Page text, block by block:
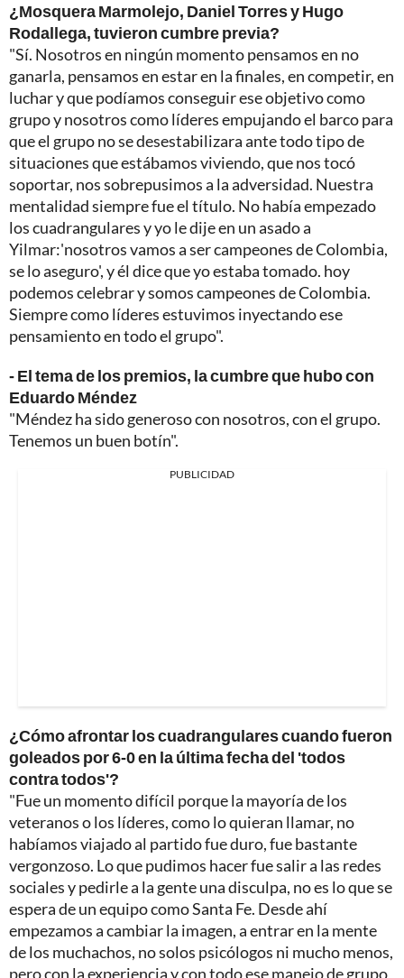
¿Mosquera Marmolejo, Daniel Torres y Hugo
Rodallega, tuvieron cumbre previa?
"Sí. Nosotros en ningún momento pensamos en no
ganarla, pensamos en estar en la finales, en competir, en
luchar y que podíamos conseguir ese objetivo como
grupo y nosotros como líderes empujando el barco para
que el grupo no se desestabilizara ante todo tipo de
situaciones que estábamos viviendo, que nos tocó
soportar, nos sobrepusimos a la adversidad. Nuestra
mentalidad siempre fue el título. No había empezado
los cuadrangulares y yo le dije en un asado a
Yilmar:'nosotros vamos a ser campeones de Colombia,
se lo aseguro', y él dice que yo estaba tomado. hoy
podemos celebrar y somos campeones de Colombia.
Siempre como líderes estuvimos inyectando ese
pensamiento en todo el grupo".
- El tema de los premios, la cumbre que hubo con
Eduardo Méndez
"Méndez ha sido generoso con nosotros, con el grupo.
Tenemos un buen botín".
PUBLICIDAD
¿Cómo afrontar los cuadrangulares cuando fueron
goleados por 6-0 en la última fecha del 'todos
contra todos'?
"Fue un momento difícil porque la mayoría de los
veteranos o los líderes, como lo quieran llamar, no
habíamos viajado al partido fue duro, fue bastante
vergonzoso. Lo que pudimos hacer fue salir a las redes
sociales y pedirle a la gente una disculpa, no es lo que se
espera de un equipo como Santa Fe. Desde ahí
empezamos a cambiar la imagen, a entrar en la mente
de los muchachos, no solos psicólogos ni mucho menos,
pero con la experiencia y con todo ese manejo de grupo